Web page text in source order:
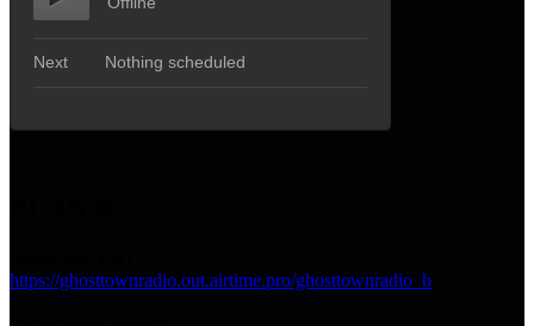
https://ghosttownradio.out.airtime.pro/ghosttownradio_b